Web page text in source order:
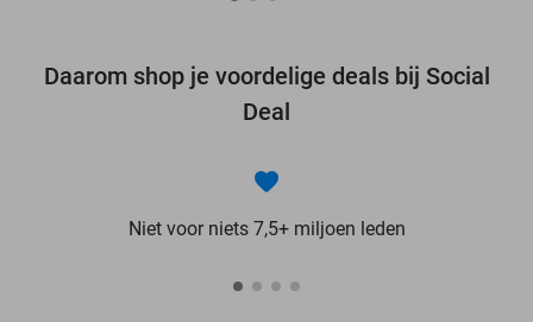
Daarom shop je voordelige deals bij Social
Deal
Niet voor niets 7,5+ miljoen leden